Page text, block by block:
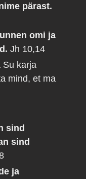
pärast.
omi ja
Jh 10,14
Su karja
mind, et ma
sind
sind
ja